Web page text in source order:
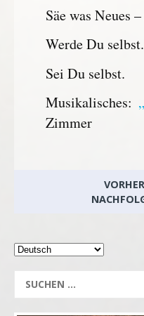
Säe was Neues
Werde Du selbst.
Sei Du selbst.
Musikalisches:
Zimmer